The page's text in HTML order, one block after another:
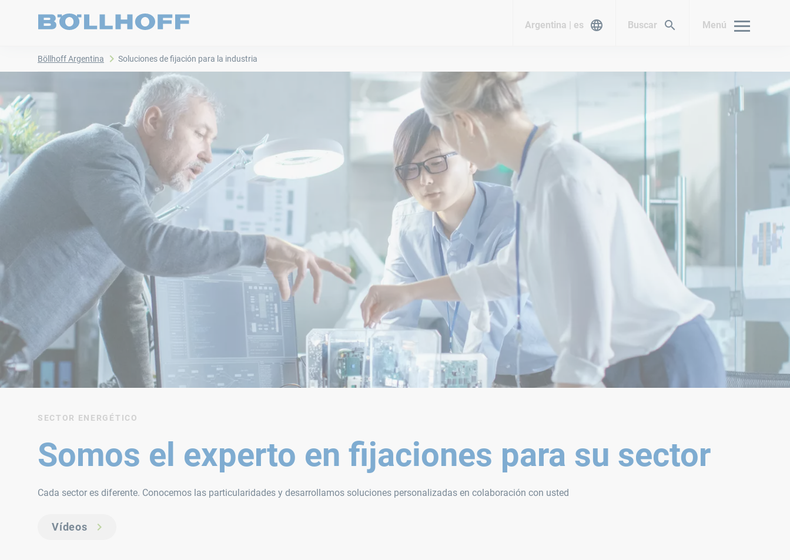
Argentina | es Buscar Menú
Böllhoff Argentina Soluciones de fijación para la industria
SECTOR ENERGÉTICO
Somos el experto en fijaciones para su sector
Cada sector es diferente. Conocemos las particularidades y desarrollamos soluciones personalizadas en colaboración con usted
Vídeos